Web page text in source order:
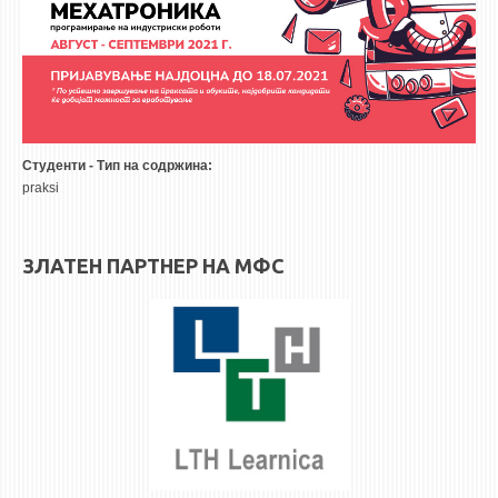
WATERBRIDGING
CIRASIM
ENERGET
AIR QUALITY MODELLING
АКТИ
ИНФОРМАЦИИ ОД ЈАВЕН КАРАКТЕР
Студенти - Тип на содржина:
praksi
ЗЛАТЕН ПАРТНЕР НА МФС